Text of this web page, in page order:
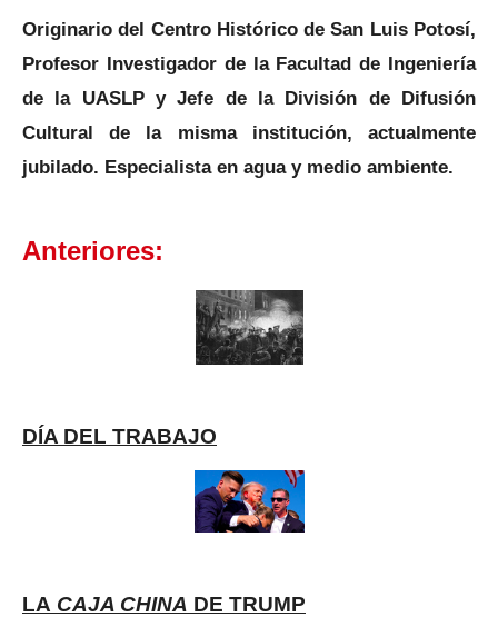
Originario del Centro Histórico de San Luis Potosí,
Profesor Investigador de la Facultad de Ingeniería
de la UASLP y Jefe de la División de Difusión
Cultural de la misma institución, actualmente
jubilado. Especialista en agua y medio ambiente.
Anteriores:
DÍA DEL TRABAJO
LA CAJA CHINA DE TRUMP